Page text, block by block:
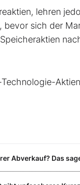
lehren
sich der
Abverkauf? Das